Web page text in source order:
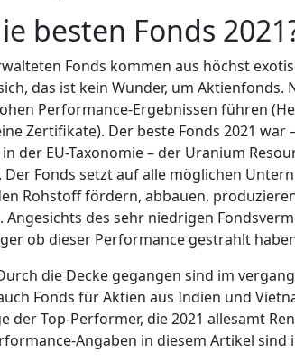
besten Fonds
Fonds kommen aus höchst
das ist kein Wunder, um
Performance-Ergebnissen führen
Zertifikate). Der beste Fonds 2021
der EU-Taxonomie – der Uranium
Der Fonds setzt auf alle möglichen
Rohstoff fördern, abbauen,
Angesichts des sehr niedrigen
ob dieser Performance gestrahlt
die Decke gegangen sind im
Fonds für Aktien aus Indien und
der Top-Performer, die 2021 allesamt
Angaben in diesem Artikel sind